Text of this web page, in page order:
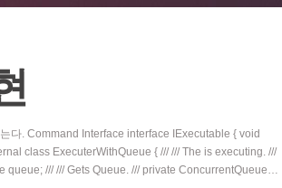
다. Command Interface interface IExecutable { void
class ExecuterWithQueue { /// /// The is executing. ///
queue; /// /// Gets Queue. /// private ConcurrentQueue…